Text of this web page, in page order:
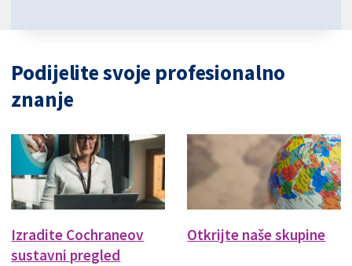
Podijelite svoje profesionalno
znanje
Izradite Cochraneov
sustavni pregled
Otkrijte naše skupine